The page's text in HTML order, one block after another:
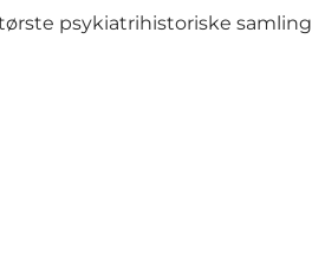
psykiatrihistoriske samling